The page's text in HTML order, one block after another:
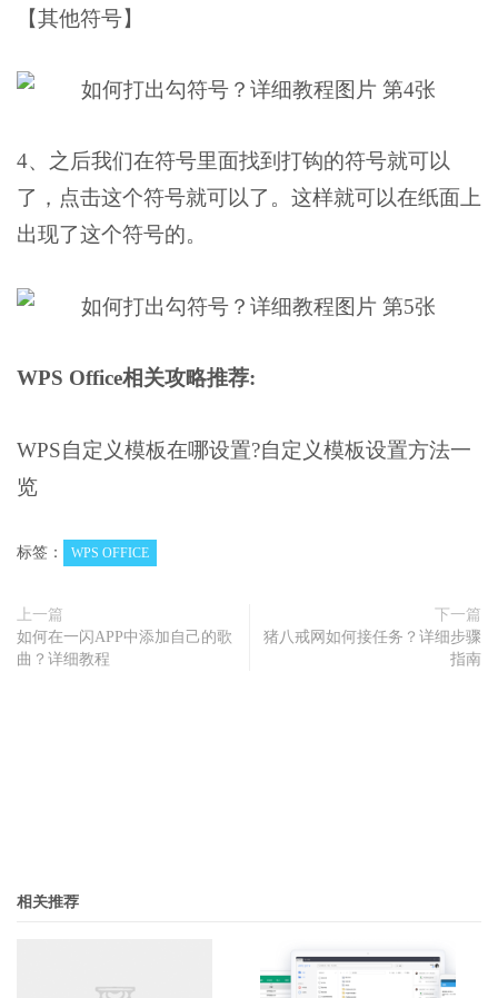
【其他符号】
4、之后我们在符号里面找到打钩的符号就可以
了，点击这个符号就可以了。这样就可以在纸面上
出现了这个符号的。
WPS Office相关攻略推荐:
WPS自定义模板在哪设置?自定义模板设置方法一
览
标签： WPS OFFICE
上一篇
如何在一闪APP中添加自己的歌
曲？详细教程
下一篇
猪八戒网如何接任务？详细步骤
指南
相关推荐